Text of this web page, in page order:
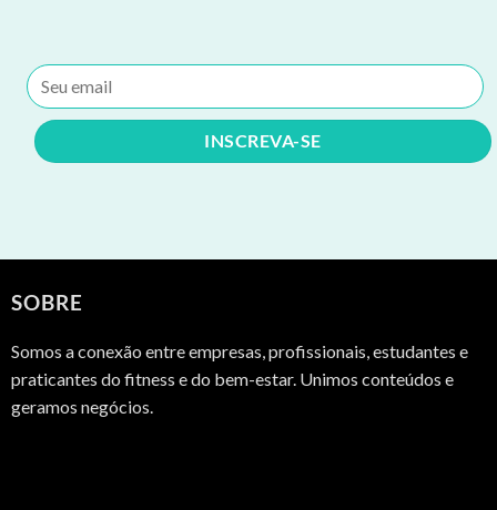
SOBRE
Somos a conexão entre empresas, profissionais, estudantes e
praticantes do fitness e do bem-estar. Unimos conteúdos e
geramos negócios.